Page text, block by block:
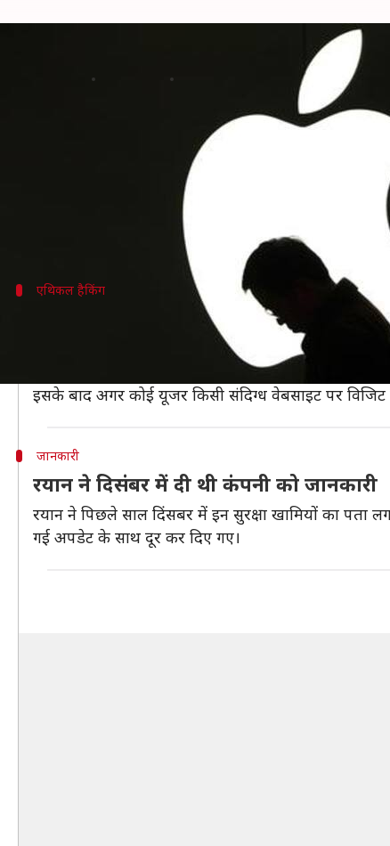
ऐपल ने हैकर को लाखों रुपये का ईनाम
अगर कोई आपको आपकी कमियां बताएं तो क्या आप उसे
कई दिग्गज कंपनियां ऐसा करती हैं। वो अपने प्रोडक्ट में
टेक कंपनी ऐपल ने हाल ही में कंपनी के सफारी ब्राउजर
एथिकल हैकिंग
रयान पिकरेन नामक एथिकल हैकर ने सफारी ब्राउजर में
इनकी मदद से हैकर आईफोन के कैमरा और माइक्रोफोन की
इसके बाद अगर कोई यूजर किसी संदिग्ध वेबसाइट पर
जानकारी
रयान ने दिसंबर में दी थी कंपनी को जानकारी
रयान ने पिछले साल दिंसबर में इन सुरक्षा खामियों का पता
गई अपडेट के साथ दूर कर दिए गए।